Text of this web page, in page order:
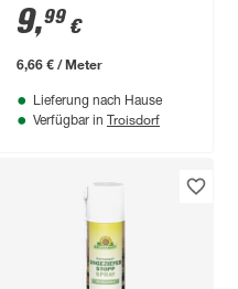
beige
9,99 €
6,66 € / Meter
Lieferung nach Hause
Verfügbar in Troisdorf